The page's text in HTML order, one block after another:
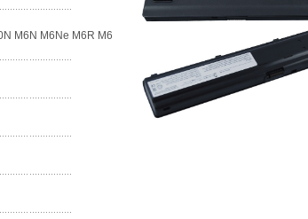
M6N M6Ne M6R M6